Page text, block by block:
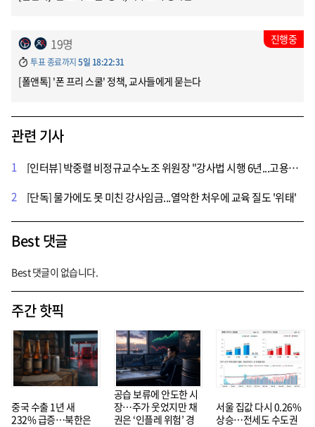
진행중
19명
투표 종료까지5일 18:22:31
[폴앤톡] '폰 프리 스쿨' 정책, 교사들에게 묻는다
관련 기사
1
[인터뷰] 박중렬 비정규교수노조 위원장 "강사법 시행 6년...고용과 처우 더 열악해져"
2
[단독] 물가에도 못 미친 강사임금...열악한 처우에 교육 질도 '위태'
Best 댓글
Best 댓글이 없습니다.
주간 핫픽
중국 수출 1년 새
232% 급증…북한은
공습 보류에 안도한 시
장…주가 웃었지만 채
권은 ‘인플레 위험’ 경
서울 집값 다시 0.26%
상승…전세도 수도권